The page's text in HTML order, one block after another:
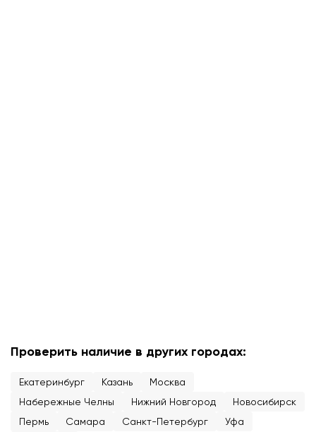
Проверить наличие в других городах:
Екатеринбург Казань
Москва
Набережные Челны
Нижний Новгород
Новосибирск
Пермь
Самара Санкт-Петербург Уфа